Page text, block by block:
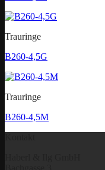
Trauringe
B260-4,5G
Trauringe
B260-4,5M